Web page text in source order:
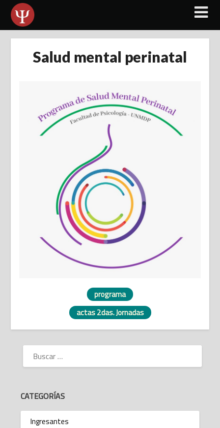
Skip
content
Salud mental perinatal
programa
actas 2das. Jornadas
BUSCAR:
CATEGORÍAS
Ingresantes